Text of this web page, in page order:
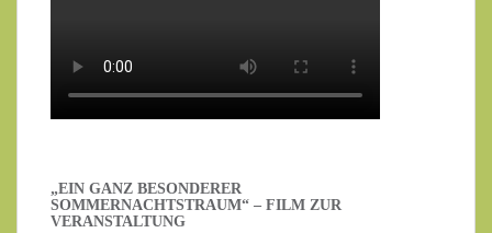
„EIN GANZ BESONDERER
SOMMERNACHTSTRAUM“ – FILM ZUR
VERANSTALTUNG